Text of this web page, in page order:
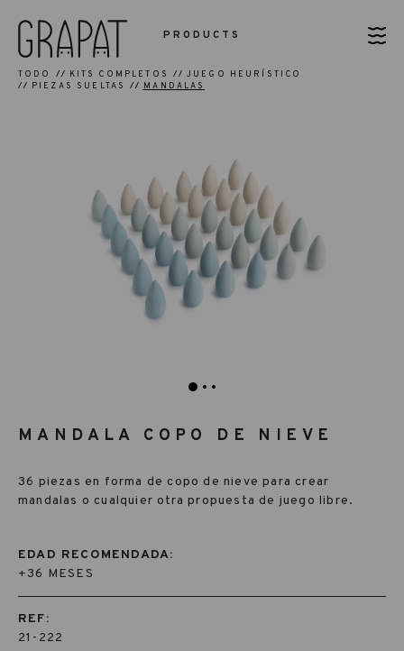
PRODUCTS
TODO KITS COMPLETOS
JUEGO HEURÍSTICO
PIEZAS SUELTAS
MANDALAS
MANDALA COPO DE NIEVE
36 piezas en forma de copo de nieve para crear
mandalas o cualquier otra propuesta de juego libre.
EDAD RECOMENDADA:
+36 MESES
REF:
21-222